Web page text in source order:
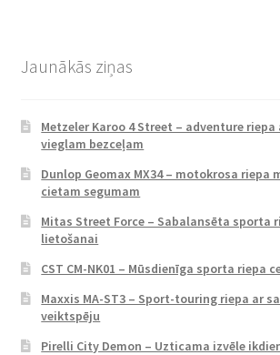
Jaunākās ziņas
Metzeler Karoo 4 Street – adventure
vieglam bezceļam
Dunlop Geomax MX34 – motokrosa riepa
cietam segumam
Mitas Street Force – Sabalansēta sporta
lietošanai
CST CM-NK01 – Mūsdienīga sporta riepa
Maxxis MA-ST3 – Sport-touring riepa ar
veiktspēju
Pirelli City Demon – Uzticama izvēle